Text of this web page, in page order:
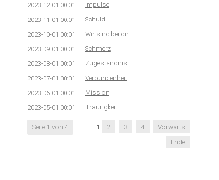
2023-12-01 00:01 Impulse
2023-11-01 00:01 Schuld
2023-10-01 00:01 Wir sind bei dir
2023-09-01 00:01 Schmerz
2023-08-01 00:01 Zugeständnis
2023-07-01 00:01 Verbundenheit
2023-06-01 00:01 Mission
2023-05-01 00:01 Traurigkeit
Seite 1 von 4 1 2 3 4
Vorwärts
Ende